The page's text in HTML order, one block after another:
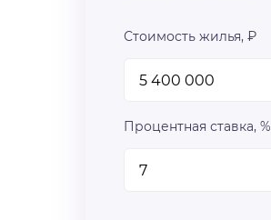
Стоимость жилья, ₽
Процентная ставка, %